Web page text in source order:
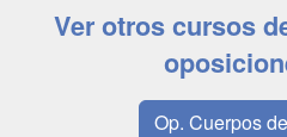
Ver otros cursos
Op. Cuerpos